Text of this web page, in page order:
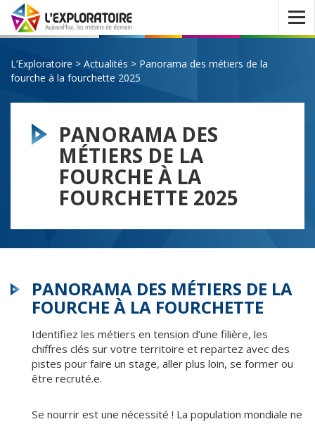
Ouvrir
le
menu
L’Exploratoire > Actualités > Panorama des métiers de la
fourche à la fourchette 2025
PANORAMA DES
MÉTIERS DE LA
FOURCHE À LA
FOURCHETTE 2025
PANORAMA DES MÉTIERS DE LA
FOURCHE À LA FOURCHETTE
Identifiez les métiers en tension d’une filière, les
chiffres clés sur votre territoire et repartez avec des
pistes pour faire un stage, aller plus loin, se former ou
être recruté.e.
Se nourrir est une nécessité ! La population mondiale ne